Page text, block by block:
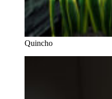
Quincho